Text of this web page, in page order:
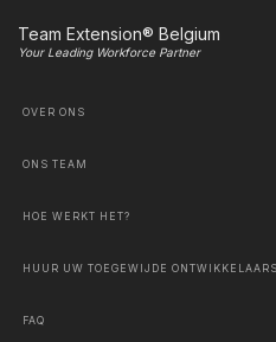
Team Extension® Belgium
Your Leading Workforce Partner
OVER ONS
ONS TEAM
HOE WERKT HET?
HUUR UW TOEGEWIJDE
FAQ